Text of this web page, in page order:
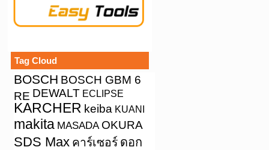
Tag Cloud
BOSCH BOSCH GBM 6
RE DEWALT ECLIPSE
KARCHER keiba KUANI
makita MASADA OKURA
SDS Max คาร์เซอร์ ดอก